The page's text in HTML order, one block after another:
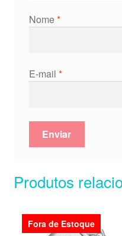
Nome*
E-mail *
Produtos
Fora de Estoque